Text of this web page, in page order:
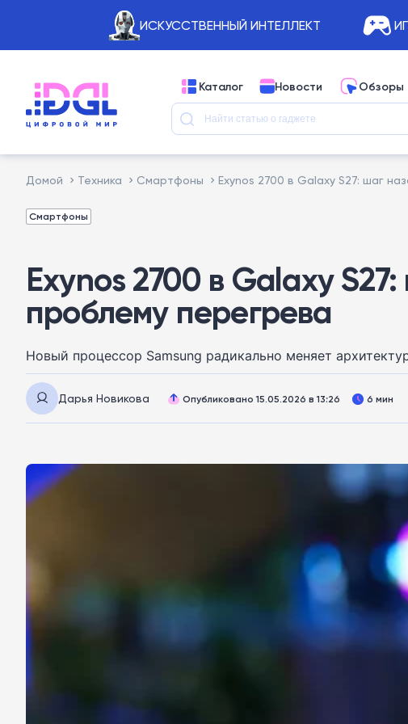
ИСКУССТВЕННЫЙ ИНТЕЛЛЕКТ
Каталог Новости Обзоры
Домой Техника Смартфоны Exynos 2700 в Galaxy S27: шаг
Смартфоны
Exynos 2700 в Galaxy
проблему перегрева
Новый процессор Samsung радикально меняет
Дарья Новикова Опубликовано 15.05.2026 в 13:26 6 мин